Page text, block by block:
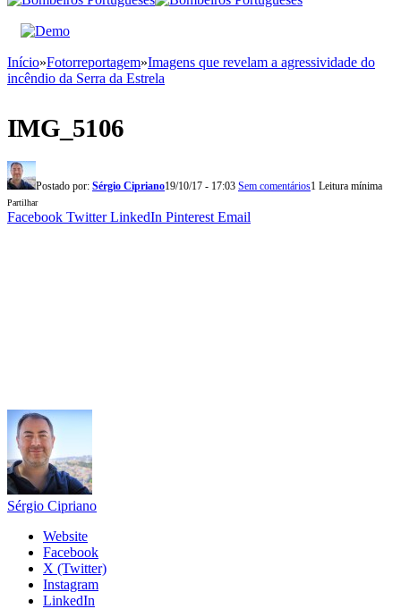
Início»Fotorreportagem»Imagens que revelam a agressividade do
incêndio da Serra da Estrela
IMG_5106
Postado por: Sérgio Cipriano19/10/17 - 17:03 Sem comentários1 Leitura mínima
Partilhar
Facebook Twitter LinkedIn Pinterest Email
Sérgio Cipriano
Website
Facebook
X (Twitter)
Instagram
LinkedIn